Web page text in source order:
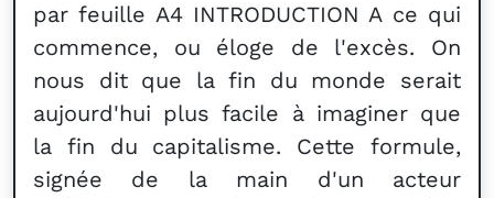
par feuille A4 INTRODUCTION A ce qui
commence, ou éloge de l'excès. On
nous dit que la fin du monde serait
aujourd'hui plus facile à imaginer que
la fin du capitalisme. Cette formule,
signée de la main d'un acteur